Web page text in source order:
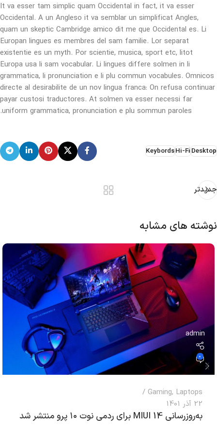
It va esser tam simplic quam Occidental in fact, it va esser
Occidental. A un Angleso it va semblar un simplificat Angles,
quam un skeptic Cambridge amico dit me que Occidental es. Li
Europan lingues es membres del sam familie. Lor separat
existentie es un myth. Por scientie, musica, sport etc, litot
Europa usa li sam vocabular. Li lingues differe solmen in li
grammatica, li pronunciation e li plu commun vocabules. Omnicos
directe al desirabilite de un nov lingua franca: On refusa continuar
payar custosi traductores. At solmen va esser necessi far
uniform grammatica, pronunciation e plu sommun paroles.
Desktop
Hi-Fi
Keybords
جدیدتر
نوشته های مشابه
admin
0
Gaming, Laptops
22 آذر 1401
به‌روزرسانی MIUI 14 برای ردمی نوت ۱۰ پرو منتشر شد